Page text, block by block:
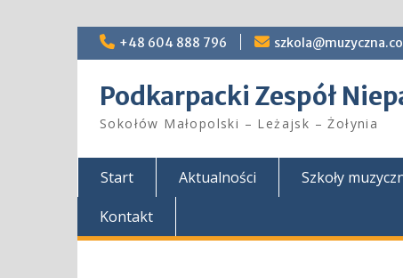
Skip
+48 604 888 796
Podkarpacki Zespół
Sokołów Małopolski – Leżajsk – Żołynia
Start Aktualności Szkoły
Kontakt